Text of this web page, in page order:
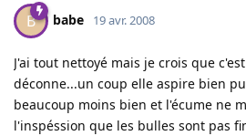
B babe 19 avr. 2008
J'ai tout nettoyé mais je crois que
déconne...un coup elle aspire bien
beaucoup moins bien et l'écume ne
l'inspéssion que les bulles sont pas